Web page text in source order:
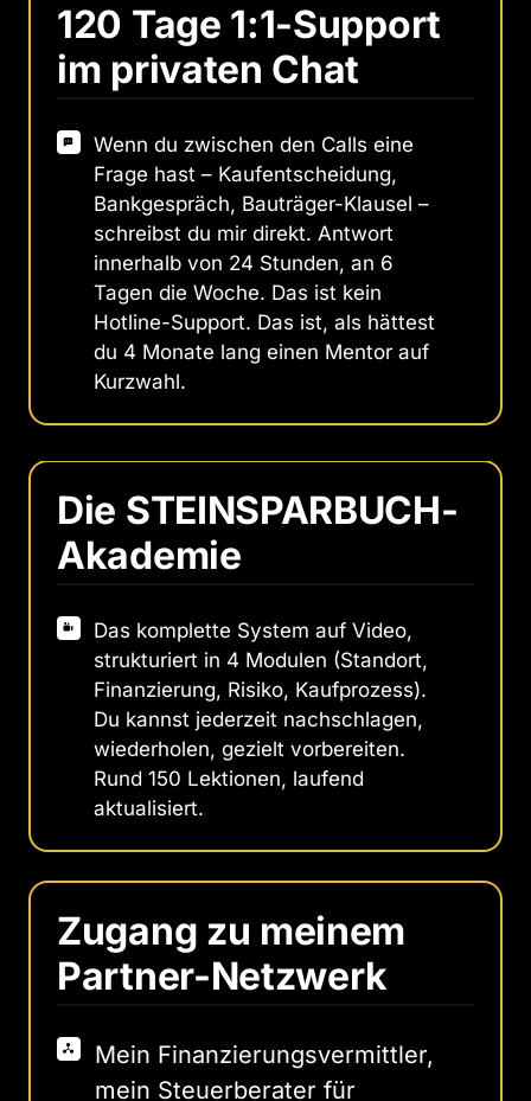
120 Tage 1:1-Support
im privaten Chat
Wenn du zwischen den Calls eine
Frage hast – Kaufentscheidung,
Bankgespräch, Bauträger-Klausel –
schreibst du mir direkt. Antwort
innerhalb von 24 Stunden, an 6
Tagen die Woche. Das ist kein
Hotline-Support. Das ist, als hättest
du 4 Monate lang einen Mentor auf
Kurzwahl.
Die STEINSPARBUCH-
Akademie
Das komplette System auf Video,
strukturiert in 4 Modulen (Standort,
Finanzierung, Risiko, Kaufprozess).
Du kannst jederzeit nachschlagen,
wiederholen, gezielt vorbereiten.
Rund 150 Lektionen, laufend
aktualisiert.
Zugang zu meinem
Partner-Netzwerk
Mein Finanzierungsvermittler,
mein Steuerberater für